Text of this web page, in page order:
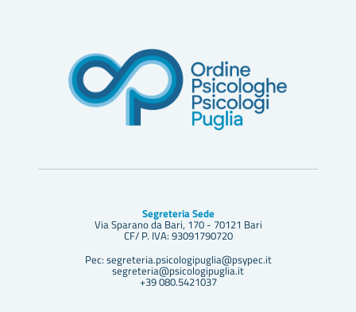
Segreteria Sede
Via Sparano da Bari, 170 - 70121 Bari
CF/ P. IVA: 93091790720
Pec: segreteria.psicologipuglia@psypec.it
segreteria@psicologipuglia.it
+39 080.5421037